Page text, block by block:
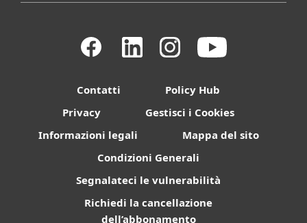
Contatti
Policy Hub
Privacy
Gestisci i Cookies
Informazioni legali
Mappa del sito
Condizioni Generali
Segnalateci le vulnerabilità
Richiedi la cancellazione
dell’abbonamento